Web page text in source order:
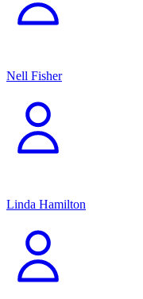
Nell Fisher
Linda Hamilton